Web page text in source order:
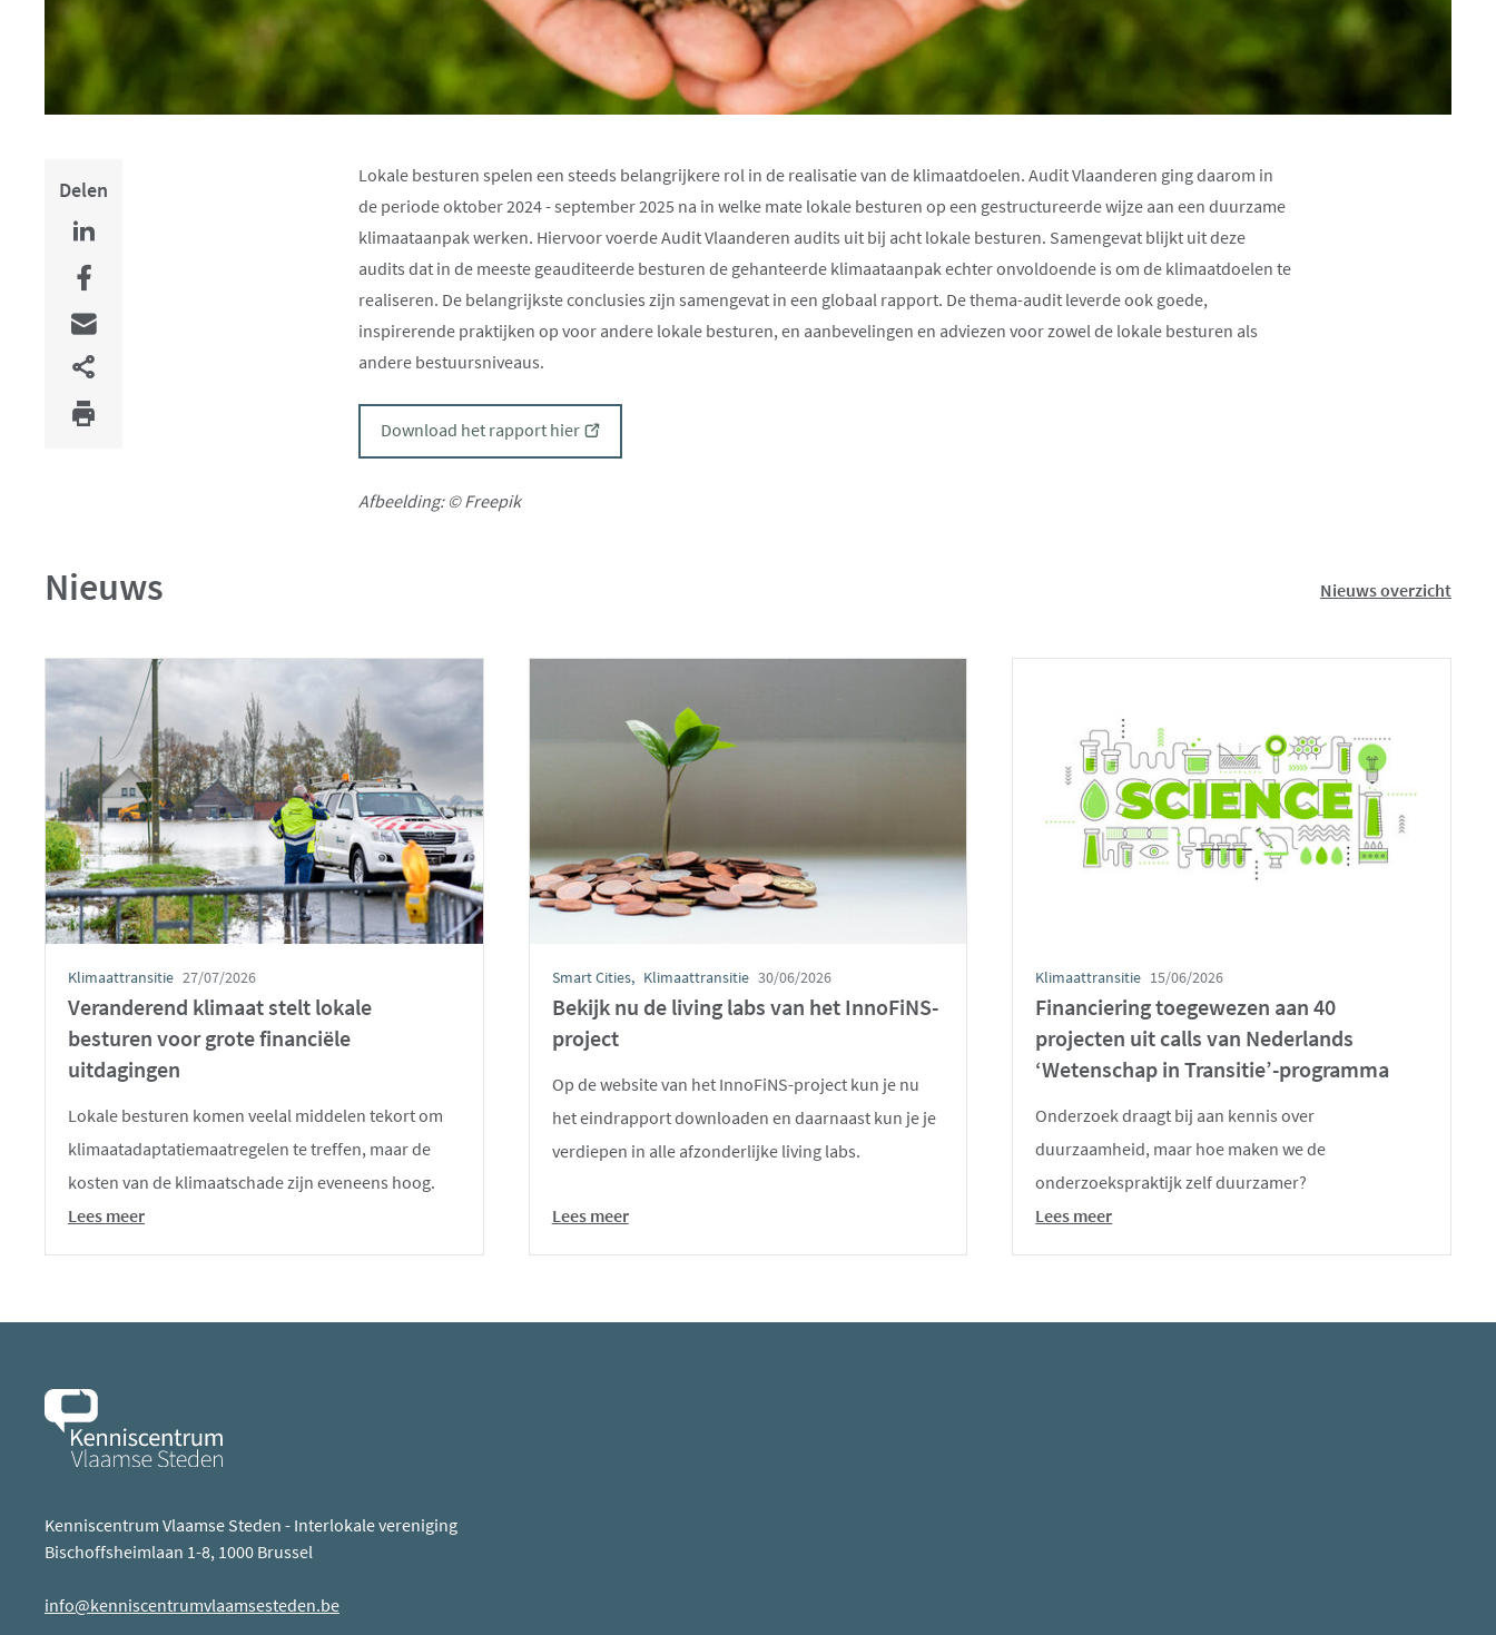
Lokale besturen spelen een steeds belangrijkere rol in de realisatie van de klimaatdoelen. Audit Vlaanderen ging daarom in
de periode oktober 2024 - september 2025 na in welke mate lokale besturen op een gestructureerde wijze aan een duurzame
klimaataanpak werken. Hiervoor voerde Audit Vlaanderen audits uit bij acht lokale besturen. Samengevat blijkt uit deze
audits dat in de meeste geauditeerde besturen de gehanteerde klimaataanpak echter onvoldoende is om de klimaatdoelen te
realiseren. De belangrijkste conclusies zijn samengevat in een globaal rapport. De thema-audit leverde ook goede,
inspirerende praktijken op voor andere lokale besturen, en aanbevelingen en adviezen voor zowel de lokale besturen als
andere bestuursniveaus.
Download het rapport hier
nieuw
Afbeelding: © Freepik
Delen
Nieuws Nieuws overzicht
Veranderend klimaat stelt lokale
besturen voor grote financiële
uitdagingen
Lokale besturen komen veelal middelen tekort om
klimaatadaptatiemaatregelen te treffen, maar de
kosten van de klimaatschade zijn eveneens hoog.
Lees meer
Klimaattransitie 27/07/2026
Bekijk nu de living labs van het InnoFiNS-
project
Op de website van het InnoFiNS-project kun je nu
het eindrapport downloaden en daarnaast kun je je
verdiepen in alle afzonderlijke living labs.
Lees meer
Smart Cities Klimaattransitie 30/06/2026
Financiering toegewezen aan 40
projecten uit calls van Nederlands
‘Wetenschap in Transitie’-programma
Onderzoek draagt bij aan kennis over
duurzaamheid, maar hoe maken we de
onderzoekspraktijk zelf duurzamer?
Lees meer
Klimaattransitie 15/06/2026
Kenniscentrum Vlaamse Steden - Interlokale vereniging
Bischoffsheimlaan 1-8, 1000 Brussel
info@kenniscentrumvlaamsesteden.be